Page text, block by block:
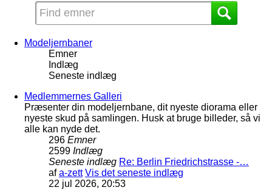
Modeljernbaner
Emner
Indlæg
Seneste indlæg
Medlemmernes Galleri
Præsenter din modeljernbane, dit nyeste diorama eller
nyeste skud på samlingen. Husk at bruge billeder, så vi
alle kan nyde det.
296 Emner
2599 Indlæg
Seneste indlæg Re: Berlin Friedrichstrasse -…
afa-zett Vis det seneste indlæg
22 jul 2026, 20:53